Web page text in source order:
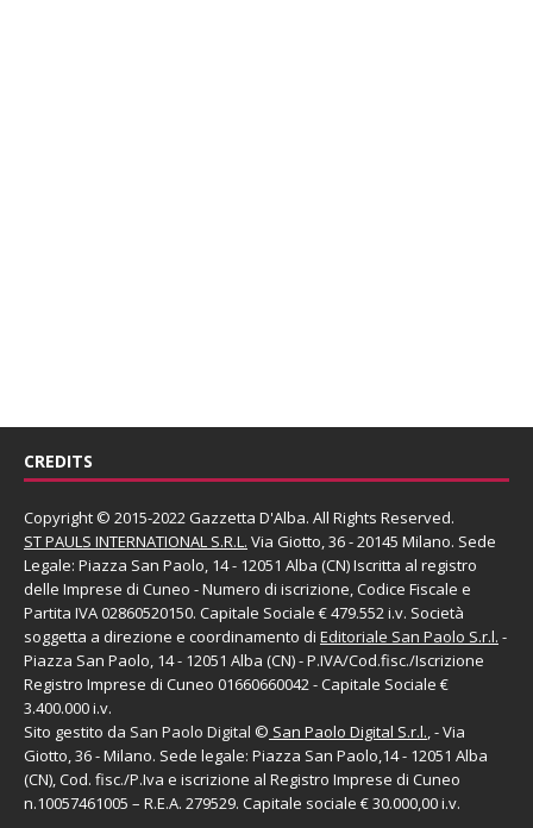
CREDITS
Copyright © 2015-2022 Gazzetta D'Alba. All Rights Reserved.
ST PAULS INTERNATIONAL S.R.L. Via Giotto, 36 - 20145 Milano. Sede
Legale: Piazza San Paolo, 14 - 12051 Alba (CN) Iscritta al registro
delle Imprese di Cuneo - Numero di iscrizione, Codice Fiscale e
Partita IVA 02860520150. Capitale Sociale € 479.552 i.v. Società
soggetta a direzione e coordinamento di Editoriale San Paolo S.r.l. -
Piazza San Paolo, 14 - 12051 Alba (CN) - P.IVA/Cod.fisc./Iscrizione
Registro Imprese di Cuneo 01660660042 - Capitale Sociale €
3.400.000 i.v.
Sito gestito da San Paolo Digital © San Paolo Digital S.r.l., - Via
Giotto, 36 - Milano. Sede legale: Piazza San Paolo,14 - 12051 Alba
(CN), Cod. fisc./P.Iva e iscrizione al Registro Imprese di Cuneo
n.10057461005 – R.E.A. 279529. Capitale sociale € 30.000,00 i.v.